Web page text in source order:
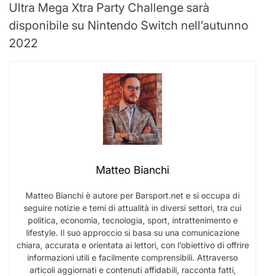
Ultra Mega Xtra Party Challenge sarà
disponibile su Nintendo Switch nell’autunno
2022
Matteo Bianchi
Matteo Bianchi è autore per Barsport.net e si occupa di
seguire notizie e temi di attualità in diversi settori, tra cui
politica, economia, tecnologia, sport, intrattenimento e
lifestyle. Il suo approccio si basa su una comunicazione
chiara, accurata e orientata ai lettori, con l’obiettivo di offrire
informazioni utili e facilmente comprensibili. Attraverso
articoli aggiornati e contenuti affidabili, racconta fatti,